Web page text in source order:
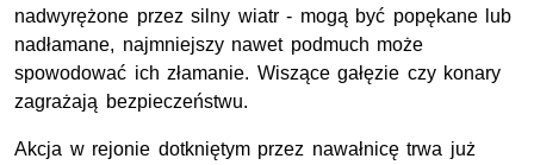
nadwyrężone przez silny wiatr - mogą być popękane lub
nadłamane, najmniejszy nawet podmuch może
spowodować ich złamanie. Wiszące gałęzie czy konary
zagrażają bezpieczeństwu.
Akcja w rejonie dotkniętym przez nawałnicę trwa już